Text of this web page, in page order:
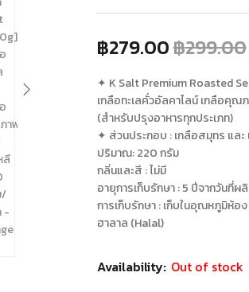
฿279.00฿299.00
✦ K Salt Premium Roasted
เกลือทะเลคั่วอัลคาไลน์ เกลือคุณ
(สำหรับปรุงอาหารทุกประเภท)
✦ ส่วนประกอบ : เกลือสมุทร และ
ปริมาณ: 220 กรัม
กลิ่นและสี : ไม่มี
อายุการเก็บรักษา : 5 ปีจากวันที่ผ
การเก็บรักษา : เก็บในอุณหภูมิห้อ
ฮาลาล (Halal)
Availability: Out of stock